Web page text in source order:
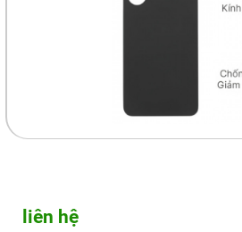
liên hệ